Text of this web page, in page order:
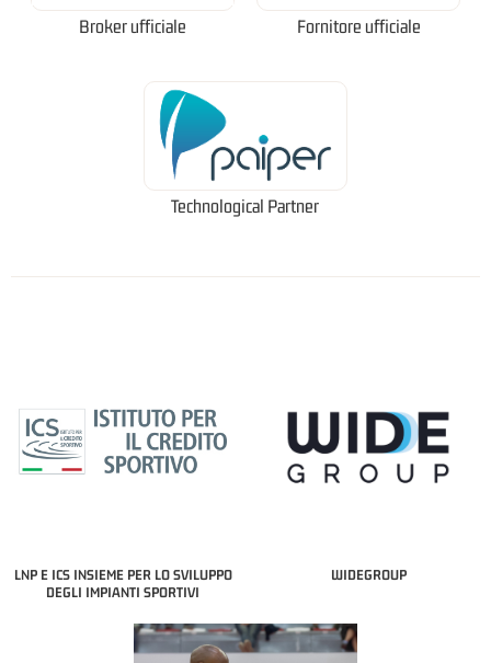
Broker ufficiale Fornitore ufficiale
Technological Partner
LNP E ICS INSIEME PER LO SVILUPPO
DEGLI IMPIANTI SPORTIVI
WIDEGROUP